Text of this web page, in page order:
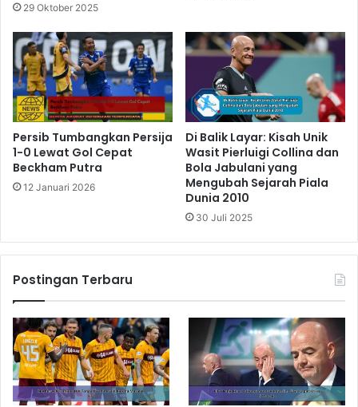
29 Oktober 2025
Persib Tumbangkan Persija
1-0 Lewat Gol Cepat
Beckham Putra
12 Januari 2026
Di Balik Layar: Kisah Unik
Wasit Pierluigi Collina dan
Bola Jabulani yang
Mengubah Sejarah Piala
Dunia 2010
30 Juli 2025
Postingan Terbaru